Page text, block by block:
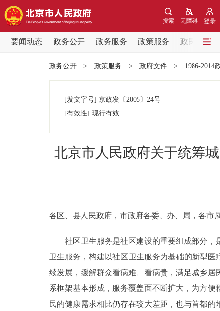
登录
无障碍
搜索
要闻动态 政务公开 政务服务 政策服务
政民互动
党中央精神
政策兑现
决策公开
政务服务
政务公开 > 政策服务 > 政府文件 > 1986-2014
[发文字号] 京政发 〔2005〕 24号
[有效性] 现行有效
北京市人民政府关于统筹
各区、县人民政府，市政府各委、办、局，各市
社区卫生服务是社区建设的重要组成部分，
卫生服务，构建以社区卫生服务为基础的新型
续发展，缓解群众看病难、看病贵，满足城乡
系框架基本形成，服务覆盖面不断扩大，为方
民的健康需求相比仍存在较大差距，也与首都